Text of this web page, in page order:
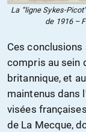
La “ligne Sykes-
de 1916 –
Ces
compris au sein
britannique, et
maintenus dans
visées
de La Mecque,